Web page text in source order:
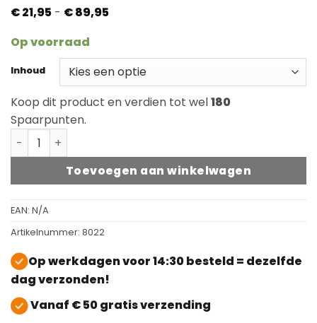
€21,95 - €89,95Prijsklasse:
Op voorraad
Inhoud
Koop dit product en verdien tot wel180
Spaarpunten.
Bona Mix & Fill (voegenkit) aantal
Toevoegen aan winkelwagen
EAN: N/A
Artikelnummer: 8022
Op werkdagen voor 14:30 besteld = dezelfde
dag verzonden!
Vanaf € 50 gratis verzending